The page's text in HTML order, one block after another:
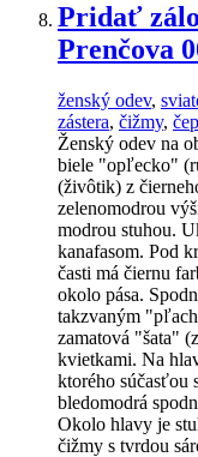
Pridať
Prenčova
ženský odev,
zástera, čižmy,
Ženský odev na
biele "opľecko"
(živôtik) z
zelenomodrou
modrou stuhou.
kanafasom. Pod
časti má čiernu
okolo pása.
takzvaným
zamatová "šata"
kvietkami. Na
ktorého súčasťou
bledomodrá
Okolo hlavy je
čižmy s tvrdou